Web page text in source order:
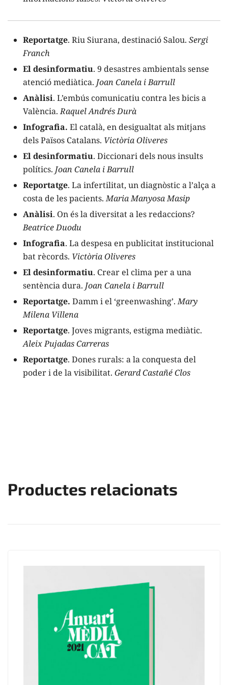
Reportatge. Riu Siurana, destinació Salou. Sergi
Franch
El desinformatiu. 9 desastres ambientals sense
atenció mediàtica. Joan Canela i Barrull
Anàlisi. L’embús comunicatiu contra les bicis a
València.Raquel Andrés Durà
Infografia. El català, en desigualtat als mitjans
dels Països Catalans. Victòria Oliveres
El desinformatiu. Diccionari dels nous insults
polítics. Joan Canela i Barrull
Reportatge. La infertilitat, un diagnòstic a l’alça a
costa de les pacients.Maria Manyosa Masip
Anàlisi. On és la diversitat a les redaccions?
Beatrice Duodu
Infografia. La despesa en publicitat institucional
bat rècords. Victòria Oliveres
El desinformatiu. Crear el clima per a una
sentència dura. Joan Canela i Barrull
Reportatge. Damm i el ‘greenwashing’.Mary
Milena Villena
Reportatge. Joves migrants, estigma mediàtic.
Aleix Pujadas Carreras
Reportatge. Dones rurals: a la conquesta del
poder i de la visibilitat. Gerard Castañé Clos
Productes relacionats